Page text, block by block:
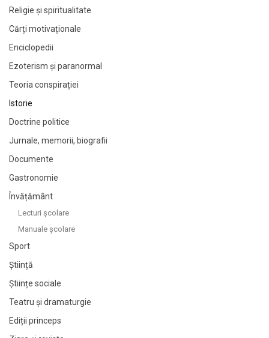
Religie și spiritualitate
Cărți motivaționale
Enciclopedii
Ezoterism și paranormal
Teoria conspirației
Istorie
Doctrine politice
Jurnale, memorii, biografii
Documente
Gastronomie
Învățământ
Lecturi şcolare
Manuale şcolare
Sport
Știință
Științe sociale
Teatru și dramaturgie
Ediții princeps